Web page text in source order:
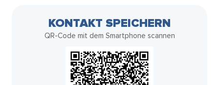
KONTAKT SPEICHERN
QR-Code mit dem Smartphone scannen